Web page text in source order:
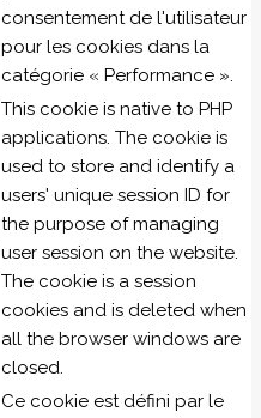
consentement de l'utilisateur
pour les cookies dans la
catégorie « Performance ».
This cookie is native to PHP
applications. The cookie is
used to store and identify a
users' unique session ID for
the purpose of managing
user session on the website.
The cookie is a session
cookies and is deleted when
all the browser windows are
closed.
Ce cookie est défini par le